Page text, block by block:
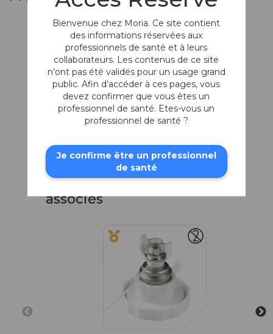
Ø 6,00 mm
Produits fréquemment
associés
Bienvenue chez Moria. Ce site contient
des informations réservées aux
professionnels de santé et à leurs
collaborateurs. Les contenus de ce site
n’ont pas été validés pour un usage grand
public. Afin d’accéder à ces pages, vous
devez confirmer que vous êtes un
professionnel de santé. Etes-vous un
professionnel de santé ?
Je confirme être un professionnel
de santé